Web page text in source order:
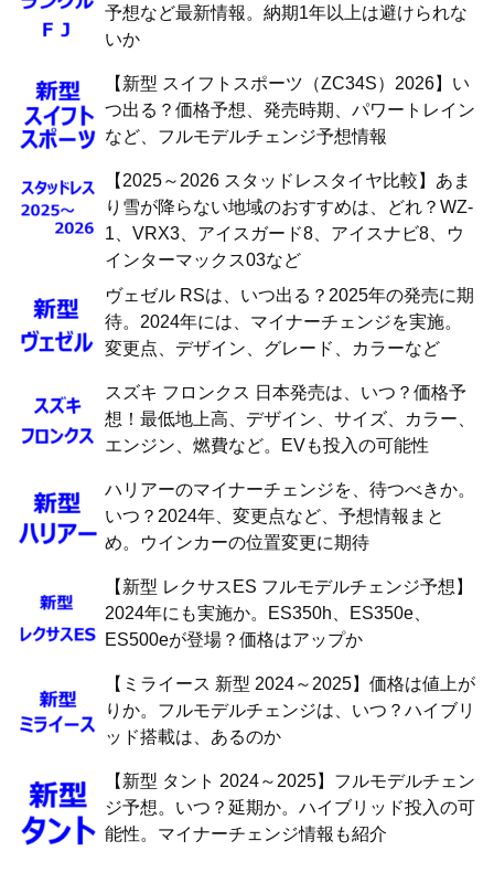
予想など最新情報。納期1年以上は避けられな
いか
【新型 スイフトスポーツ（ZC34S）2026】い
つ出る？価格予想、発売時期、パワートレイン
など、フルモデルチェンジ予想情報
【2025～2026 スタッドレスタイヤ比較】あま
り雪が降らない地域のおすすめは、どれ？WZ-
1、VRX3、アイスガード8、アイスナビ8、ウ
インターマックス03など
ヴェゼル RSは、いつ出る？2025年の発売に期
待。2024年には、マイナーチェンジを実施。
変更点、デザイン、グレード、カラーなど
スズキ フロンクス 日本発売は、いつ？価格予
想！最低地上高、デザイン、サイズ、カラー、
エンジン、燃費など。EVも投入の可能性
ハリアーのマイナーチェンジを、待つべきか。
いつ？2024年、変更点など、予想情報まと
め。ウインカーの位置変更に期待
【新型 レクサスES フルモデルチェンジ予想】
2024年にも実施か。ES350h、ES350e、
ES500eが登場？価格はアップか
【ミライース 新型 2024～2025】価格は値上が
りか。フルモデルチェンジは、いつ？ハイブリ
ッド搭載は、あるのか
【新型 タント 2024～2025】フルモデルチェン
ジ予想。いつ？延期か。ハイブリッド投入の可
能性。マイナーチェンジ情報も紹介